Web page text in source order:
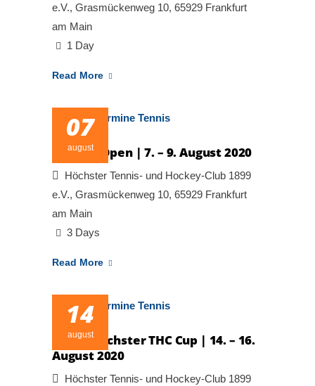
e.V., Grasmückenweg 10, 65929 Frankfurt
am Main
1 Day
Read More
07
august
6. HTHC Open | 7. – 9. August 2020
Höchster Tennis- und Hockey-Club 1899
e.V., Grasmückenweg 10, 65929 Frankfurt
am Main
3 Days
Read More
14
august
2. DTB Höchster THC Cup | 14. – 16.
August 2020
Höchster Tennis- und Hockey-Club 1899